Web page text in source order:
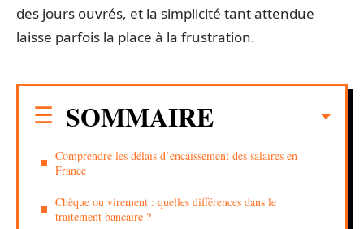
des jours ouvrés, et la simplicité tant attendue
laisse parfois la place à la frustration.
SOMMAIRE
Comprendre les délais d’encaissement des salaires en
France
Chèque ou virement : quelles différences dans le
traitement bancaire ?